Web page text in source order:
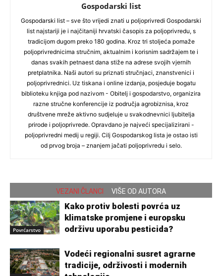
Gospodarski list
Gospodarski list – sve što vrijedi znati u poljoprivredi Gospodarski
list najstariji je i najčitaniji hrvatski časopis za poljoprivredu, s
tradicijom dugom preko 180 godina. Kroz tri stoljeća pomaže
poljoprivrednicima stručnim, aktualnim i korisnim sadržajem te i
danas svakih petnaest dana stiže na adrese svojih vjernih
pretplatnika. Naši autori su priznati stručnjaci, znanstvenici i
poljoprivrednici. Uz tiskana i online izdanja, posjeduje bogatu
biblioteku knjiga pod nazivom - Obitelj i gospodarstvo, organizira
razne stručne konferencije iz područja agrobiznisa, kroz
društvene mreže aktivno sudjeluje u svakodnevnici ljubitelja
prirode i poljoprivrede. Opravdano je najveći specijalizirani -
poljoprivredni medij u regiji. Cilj Gospodarskog lista je ostao isti
od prvog broja – znanjem jačati poljoprivredu i selo.
VEZANI ČLANCI VIŠE OD AUTORA
Povrćarstvo
Kako protiv bolesti povrća uz
klimatske promjene i europsku
održivu uporabu pesticida?
Vodeći regionalni susret agrarne
tradicije, održivosti i modernih